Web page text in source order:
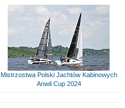
Mistrzostwa Polski Jachtów Kabinowych
Anwil Cup 2024